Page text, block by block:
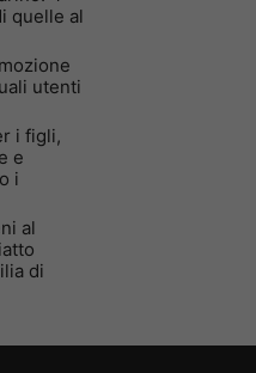
quelle al
utenti
i figli,
e
i
al
di